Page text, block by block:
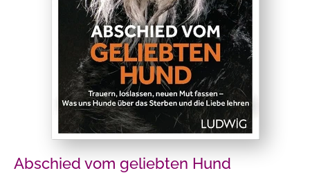
Abschied vom geliebten Hund